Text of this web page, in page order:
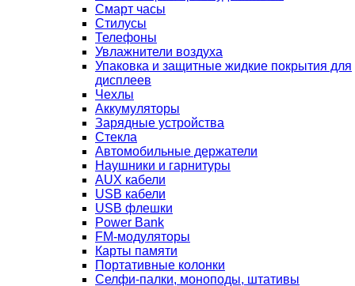
Смарт часы
Стилусы
Телефоны
Увлажнители воздуха
Упаковка и защитные жидкие покрытия для
дисплеев
Чехлы
Аккумуляторы
Зарядные устройства
Стекла
Автомобильные держатели
Наушники и гарнитуры
AUX кабели
USB кабели
USB флешки
Power Bank
FM-модуляторы
Карты памяти
Портативные колонки
Селфи-палки, моноподы, штативы